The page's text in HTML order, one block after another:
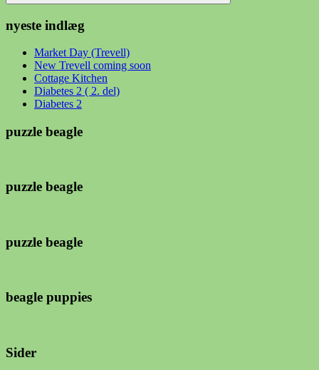
Søg
nyeste indlæg
Market Day (Trevell)
New Trevell coming soon
Cottage Kitchen
Diabetes 2 ( 2. del)
Diabetes 2
puzzle beagle
puzzle beagle
puzzle beagle
beagle puppies
Sider